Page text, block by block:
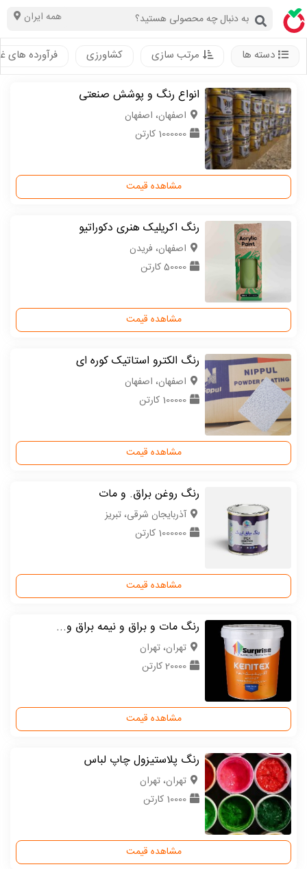
همه ایران
دسته ها مرتب سازی کشاورزی فرآورده های
انواع رنگ و پوشش صنعتی
اصفهان، اصفهان
1000000 کارتن
مشاهده قیمت
رنگ اکریلیک هنری دکوراتیو
اصفهان، فریدن
50000 کارتن
مشاهده قیمت
رنگ الکترو استاتیک کوره ای
اصفهان، اصفهان
100000 کارتن
مشاهده قیمت
رنگ روغن براق. و مات
آذربایجان شرقی، تبریز
1000000 کارتن
مشاهده قیمت
رنگ مات و براق و نیمه براق و...
تهران، تهران
20000 کارتن
مشاهده قیمت
رنگ پلاستیزول چاپ لباس
تهران، تهران
10000 کارتن
مشاهده قیمت